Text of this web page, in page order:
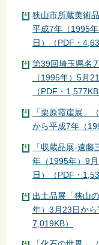
狭山市所蔵美術
平成7年（1995
日）（PDF・
第39回埼玉県名
（1995年）5月
（PDF・1,577KB
「栗原霞崖展」
から平成7年（
「収蔵品展-遠
年（1995年）9
日）（PDF・
出土品展「狭山
年）3月23日か
7,019KB）